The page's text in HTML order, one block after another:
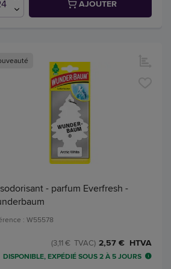
AJOUTER
- parfum Everfresh -
: W55578
2,57 € HTVA
(3,11 € TVAC)
DISPONIBLE, EXPÉDIÉ SOUS 2 À 5 JOURS